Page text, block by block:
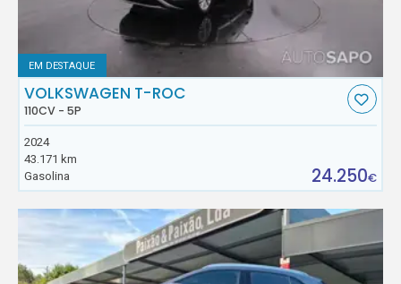
EM DESTAQUE
VOLKSWAGEN T-ROC
110CV - 5P
2024
43.171 km
Gasolina
24.250€